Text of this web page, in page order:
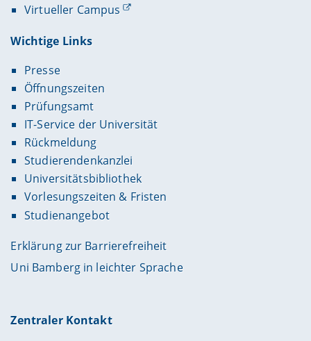
Virtueller Campus
Wichtige Links
Presse
Öffnungszeiten
Prüfungsamt
IT-Service der Universität
Rückmeldung
Studierendenkanzlei
Universitätsbibliothek
Vorlesungszeiten & Fristen
Studienangebot
Erklärung zur Barrierefreiheit
Uni Bamberg in leichter Sprache
Zentraler Kontakt